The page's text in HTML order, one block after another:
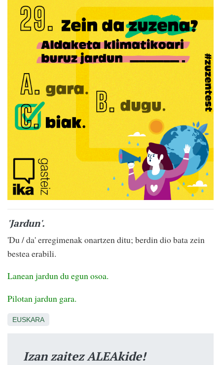
'Jardun'.
'Du / da' erregimenak onartzen ditu; berdin dio bata zein
bestea erabili.
Lanean jardun du egun osoa.
Pilotan jardun gara.
EUSKARA
Izan zaitez ALEAkide!